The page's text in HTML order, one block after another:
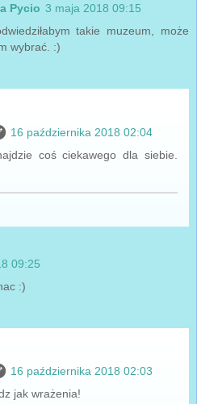
Pycio 3 maja 2018 09:15
takie muzeum, może
wybrać. :)
16 października 2018 02:04
coś ciekawego dla siebie.
09:25
:)
16 października 2018 02:03
jak wrażenia!